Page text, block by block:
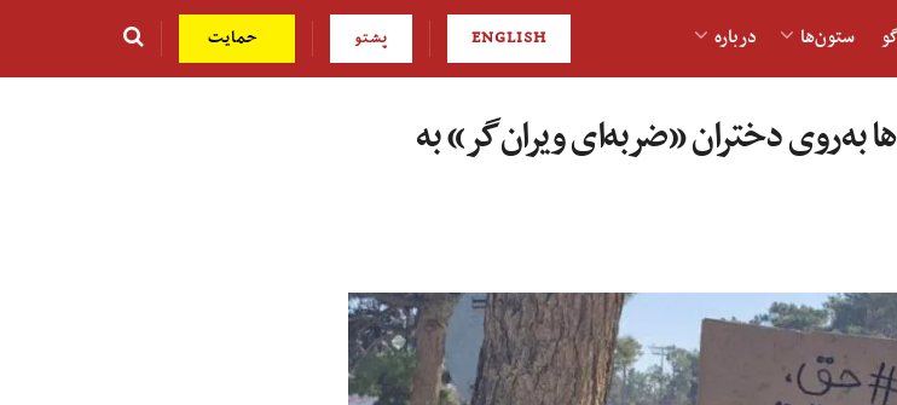
ستون‌ها درباره ENGLISH پشتو حمایت
دختران «ضربه‌ای ویران‌گر» به